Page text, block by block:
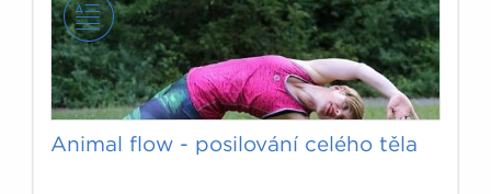
Animal flow - posilování celého těla